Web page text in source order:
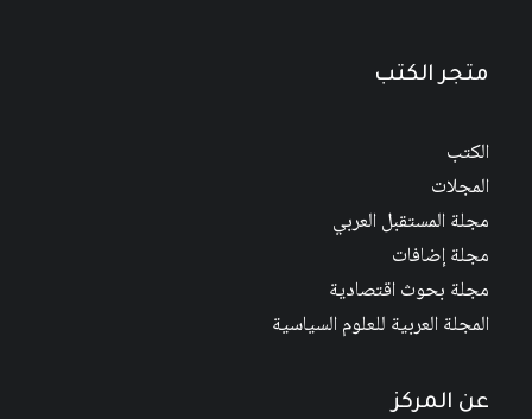
متجر الكتب
الكتب
المجلات
مجلة المستقبل العربي
مجلة إضافات
مجلة بحوث اقتصادية
المجلة العربية للعلوم السياسية
عن المركز